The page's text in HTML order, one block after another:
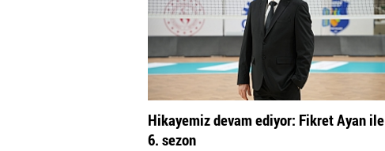
Hikayemiz devam ediyor: Fikret Ayan ile
6. sezon